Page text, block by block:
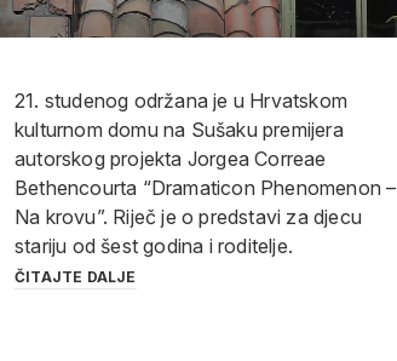
21. studenog održana je u Hrvatskom
kulturnom domu na Sušaku premijera
autorskog projekta Jorgea Correae
Bethencourta “Dramaticon Phenomenon –
Na krovu”. Riječ je o predstavi za djecu
stariju od šest godina i roditelje.
ČITAJTE DALJE